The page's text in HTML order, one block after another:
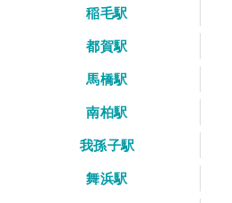
稲毛駅
都賀駅
馬橋駅
南柏駅
我孫子駅
舞浜駅